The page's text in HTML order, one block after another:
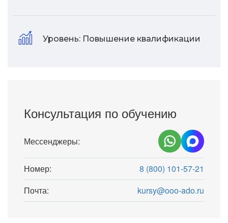
Уровень: Повышение квалификации
Консультация по обучению
Мессенджеры:
Номер:
8 (800) 101-57-21
Почта:
kursy@ooo-ado.ru